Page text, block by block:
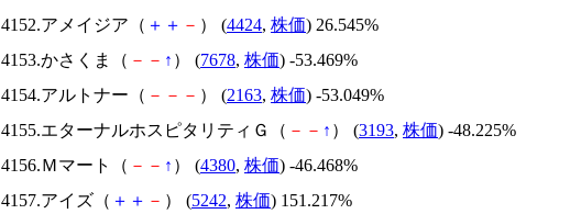
4152.アメイジア（ ＋ ＋ － ） (4424, 株価) 26.545%
4153.かさくま（ － － ↑ ） (7678, 株価) -53.469%
4154.アルトナー（ － － － ） (2163, 株価) -53.049%
4155.エターナルホスピタリティＧ（ － － ↑ ） (3193, 株価) -48.225%
4156.Ｍマート（ － － ↑ ） (4380, 株価) -46.468%
4157.アイズ（ ＋ ＋ － ） (5242, 株価) 151.217%